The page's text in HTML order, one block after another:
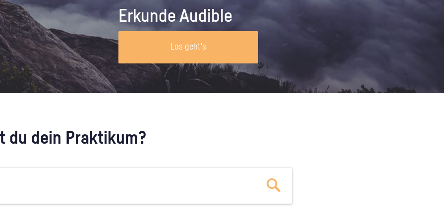
Unternehmen lohnt, wie man sich
vorbereitet und wie ein Vorab-Anruf
abläuft.
Erkunde Audible
Los geht's
du dein Praktikum?